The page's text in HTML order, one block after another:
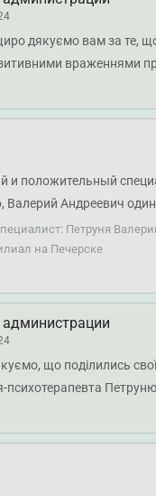
дякуємо вам за те,
враженнями
Мухоморова
и положительный
Валерий Андреевич
реакции на
редкость. Оказал
Петруня
на Печерске
администрации
що поділились
психотерапевта
Бажаємо вам
спокою.